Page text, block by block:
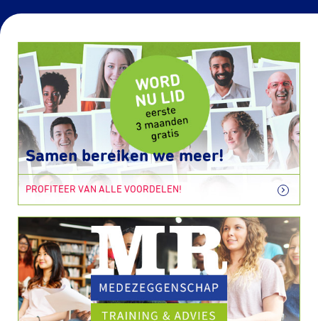
Samen bereiken we meer!
PROFITEER VAN ALLE VOORDELEN!